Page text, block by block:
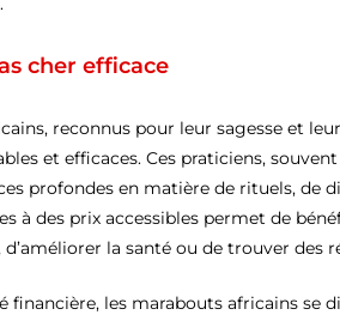
cher efficace
reconnus pour leur sagesse et
et efficaces. Ces praticiens,
profondes en matière de rituels,
à des prix accessibles permet de
la santé ou de trouver des
financière, les marabouts africains se